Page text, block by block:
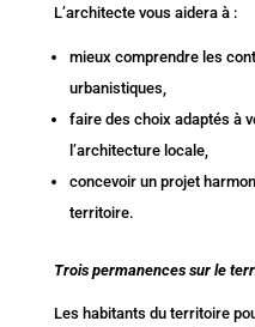
L’architecte vous aidera à :
mieux comprendre les
urbanistiques,
faire des choix adaptés à
l’architecture locale,
concevoir un projet
territoire.
Trois permanences sur le
Les habitants du territoire